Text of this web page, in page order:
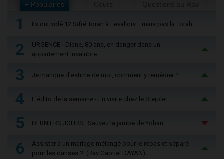
+ Populaires
1 Ils ont volé 12 Sifré Torah à Levallois… mais pas la Torah
2
URGENCE - Diane, 80 ans, en danger dans un
appartement insalubre
3 Je manque d'estime de moi, comment y remédier ?
4 L'édito de la semaine - En visite chez le Steipler
5 DERNIERS JOURS : Sauvez la jambe de Yohan
6
Assister à un mariage mélangé pour le repas et séparé
pour les danses ?! (Rav Gabriel DAYAN)